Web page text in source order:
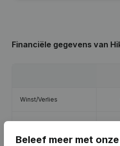
Financiële gegevens van
Winst/Verlies
Eigen vermogen
Beleef meer met